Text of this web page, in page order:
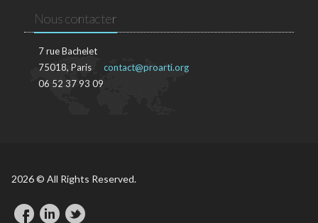
Nous contacter
7 rue Bachelet
75018, Paris
06 52 37 93 09
contact@proarti.org
2026 © All Rights Reserved.